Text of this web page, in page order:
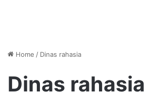
Home / Dinas rahasia
Dinas rahasia